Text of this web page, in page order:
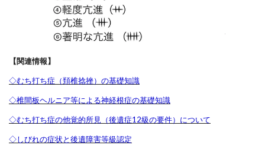
【関連情報】
◇むち打ち症（頚椎捻挫）の基礎知識
◇椎間板ヘルニア等による神経根症の基礎知識
◇むち打ち症の他覚的所見（後遺症12級の要件）について
◇しびれの症状と後遺障害等級認定